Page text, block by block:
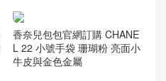
香奈兒包包官網訂購 CHANE
L 22 小號手袋 珊瑚粉 亮面小
牛皮與金色金屬